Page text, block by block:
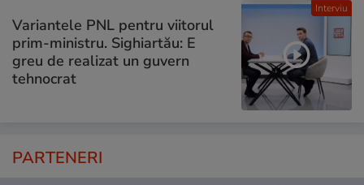
Interviu
Variantele PNL pentru viitorul
prim-ministru. Sighiartău: E
greu de realizat un guvern
tehnocrat
PARTENERI